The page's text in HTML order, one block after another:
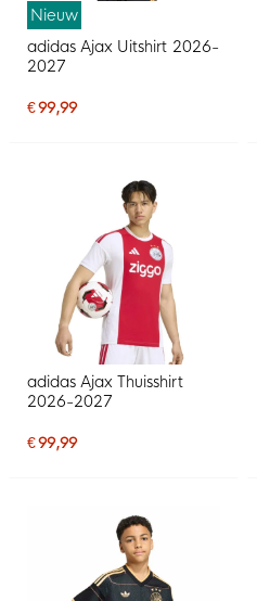
Nieuw
adidas Ajax Uitshirt 2026-
2027
€ 99,99
adidas Ajax Thuisshirt
2026-2027
€ 99,99